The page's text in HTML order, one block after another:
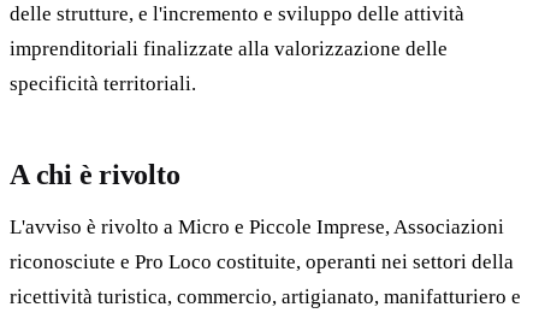
delle strutture, e l'incremento e sviluppo delle attività
imprenditoriali finalizzate alla valorizzazione delle
specificità territoriali.
A chi è rivolto
L'avviso è rivolto a Micro e Piccole Imprese, Associazioni
riconosciute e Pro Loco costituite, operanti nei settori della
ricettività turistica, commercio, artigianato, manifatturiero e